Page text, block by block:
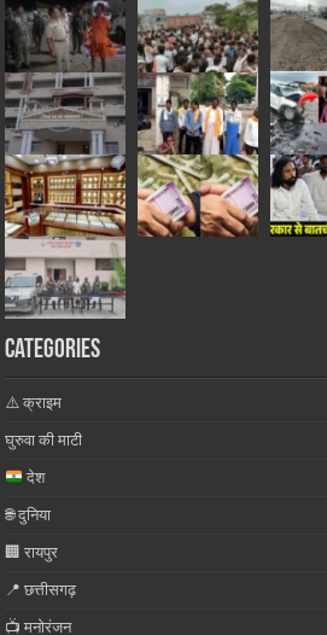
Categories
⚠️ क्राइम
घुरुवा की माटी
देश
🌐 दुनिया
🏢 रायपुर
📍 छत्तीसगढ़
📺 मनोरंजन